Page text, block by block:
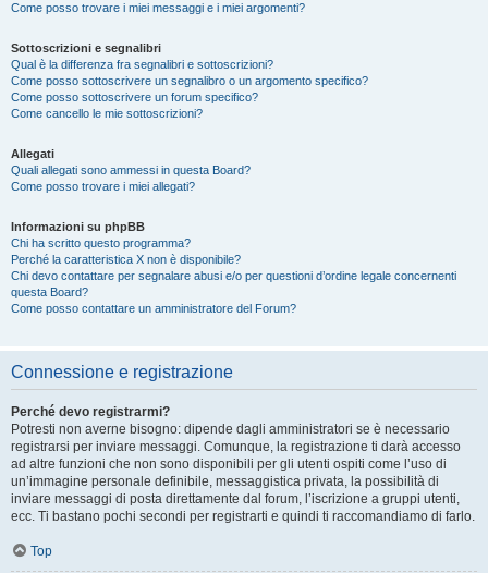
Come posso trovare i miei messaggi e i miei argomenti?
Sottoscrizioni e segnalibri
Qual è la differenza fra segnalibri e sottoscrizioni?
Come posso sottoscrivere un segnalibro o un argomento specifico?
Come posso sottoscrivere un forum specifico?
Come cancello le mie sottoscrizioni?
Allegati
Quali allegati sono ammessi in questa Board?
Come posso trovare i miei allegati?
Informazioni su phpBB
Chi ha scritto questo programma?
Perché la caratteristica X non è disponibile?
Chi devo contattare per segnalare abusi e/o per questioni d’ordine legale concernenti
questa Board?
Come posso contattare un amministratore del Forum?
Connessione e registrazione
Perché devo registrarmi?
Potresti non averne bisogno: dipende dagli amministratori se è necessario
registrarsi per inviare messaggi. Comunque, la registrazione ti darà accesso
ad altre funzioni che non sono disponibili per gli utenti ospiti come l’uso di
un’immagine personale definibile, messaggistica privata, la possibilità di
inviare messaggi di posta direttamente dal forum, l’iscrizione a gruppi utenti,
ecc. Ti bastano pochi secondi per registrarti e quindi ti raccomandiamo di farlo.
Top